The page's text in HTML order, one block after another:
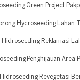
Green Project
Hydroseeding Lahan
Reklamasi
Penghijauan Area
Revegetasi